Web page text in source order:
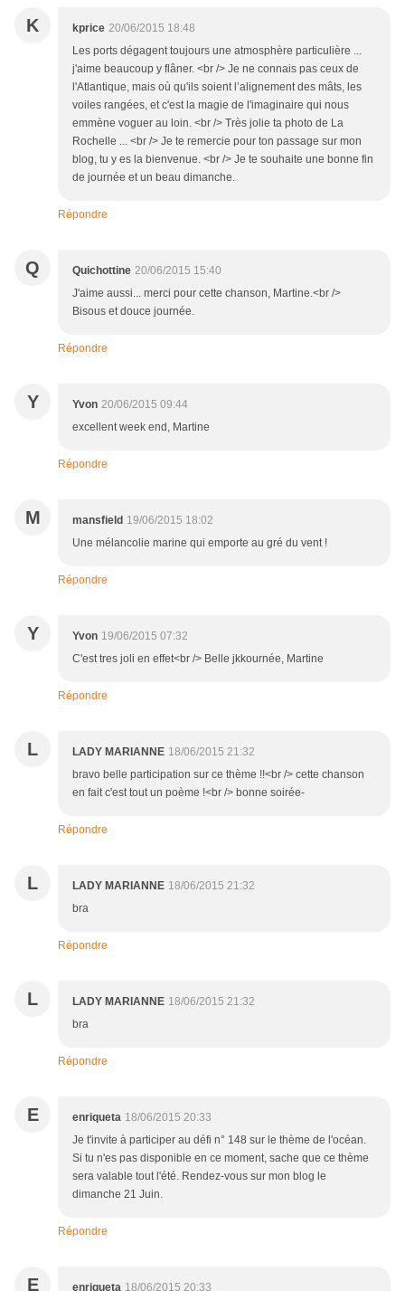
K kprice 20/06/2015 18:48
Les ports dégagent toujours une atmosphère particulière ...
j'aime beaucoup y flâner. <br /> Je ne connais pas ceux de
l'Atlantique, mais où qu'ils soient l’alignement des mâts, les
voiles rangées, et c'est la magie de l'imaginaire qui nous
emmène voguer au loin. <br /> Très jolie ta photo de La
Rochelle ... <br /> Je te remercie pour ton passage sur mon
blog, tu y es la bienvenue. <br /> Je te souhaite une bonne fin
de journée et un beau dimanche.
Répondre
Q Quichottine 20/06/2015 15:40
J'aime aussi... merci pour cette chanson, Martine.<br />
Bisous et douce journée.
Répondre
Y Yvon 20/06/2015 09:44
excellent week end, Martine
Répondre
M mansfield 19/06/2015 18:02
Une mélancolie marine qui emporte au gré du vent !
Répondre
Y Yvon 19/06/2015 07:32
C'est tres joli en effet<br /> Belle jkkournée, Martine
Répondre
L LADY MARIANNE 18/06/2015 21:32
bravo belle participation sur ce thème !!<br /> cette chanson
en fait c'est tout un poème !<br /> bonne soirée-
Répondre
L LADY MARIANNE 18/06/2015 21:32
bra
Répondre
L LADY MARIANNE 18/06/2015 21:32
bra
Répondre
E enriqueta 18/06/2015 20:33
Je t'invite à participer au défi n° 148 sur le thème de l'océan.
Si tu n'es pas disponible en ce moment, sache que ce thème
sera valable tout l'été. Rendez-vous sur mon blog le
dimanche 21 Juin.
Répondre
E enriqueta 18/06/2015 20:33